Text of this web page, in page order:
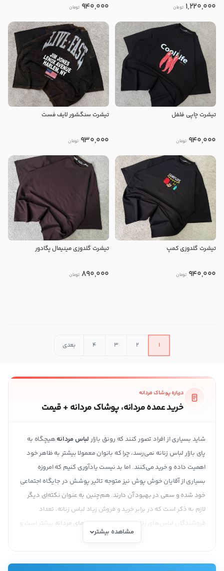
1,220,000 تومان 940,000 تومان
تیشرت چاپی فلفل
940,000 تومان
تیشرت سنگشور لایف فست
930,000 تومان
تیشرت گلدوزی کمپ
940,000 تومان
تیشرت گلدوزی مینیمال پگادور
890,000 تومان
1
2
3
4 بعدی
درباره پوشاک مردانه
خرید عمده مردانه، پوشاک مردانه + قیمت
شاید بسیاری از افراد تصور کنند که رونق بازار لباس مردانه هیچگاه به
پای بازار لباس زنانه نمی‌رسد، چرا که بانوان معمولا بیشتر به ظاهر خود
اهمیت داده و خرید می‌کنند. اما بد نیست یادآوری کنیم که امروزه
بسیاری از آقایان خوش پوش نیز متوجه تاثیر پوشش در جایگاه اجتماعی
خود شده و سعی در بهبود آن دارند. هم‌چنین به عنوان نکته‌ای دیگر
لازم به ذکر است که در برابر خرید و فروش زیاد لباس زنانه، تعداد
فروشندگان لباس‌های زنانه نیز نسبت بهلباس‌های مردانه بیشتر است و
از این رو بازار لباس مردانه با تعداد فروشندگان کمتر نیز رونق و فروش
مشاهده بیشتر